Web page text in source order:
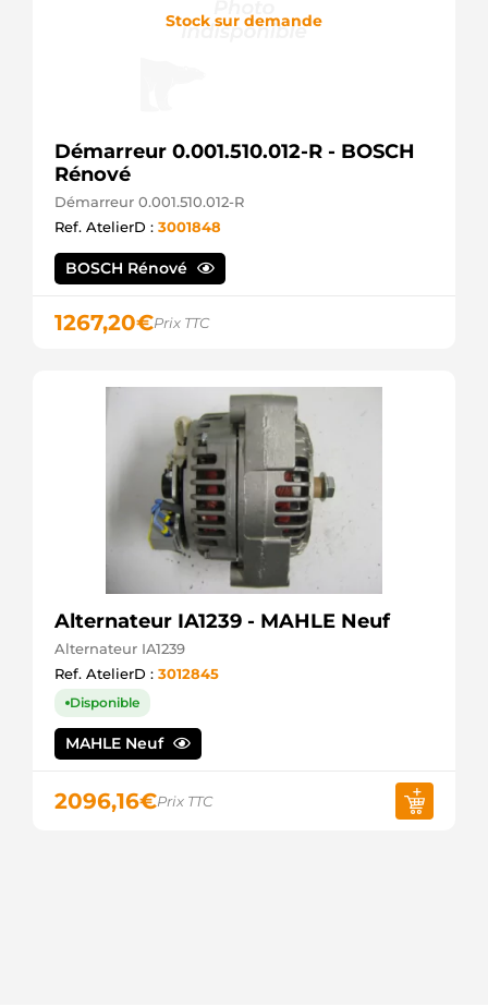
Stock sur demande
Démarreur 0.001.510.012-R - BOSCH
Rénové
Démarreur 0.001.510.012-R
Ref. AtelierD : 3001848
BOSCH Rénové
1267,20€Prix TTC
Alternateur IA1239 - MAHLE Neuf
Alternateur IA1239
Ref. AtelierD : 3012845
Disponible
MAHLE Neuf
2096,16€Prix TTC